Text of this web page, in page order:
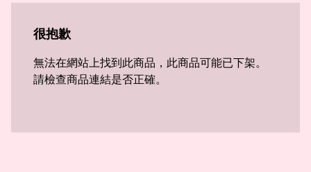
很抱歉
無法在網站上找到此商品，此商品可能已下架。
請檢查商品連結是否正確。